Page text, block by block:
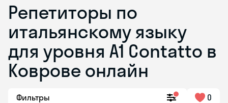
Репетиторы по
итальянскому языку
для уровня А1 Contatto в
Коврове онлайн
Фильтры 0
Skyeng Chat
online